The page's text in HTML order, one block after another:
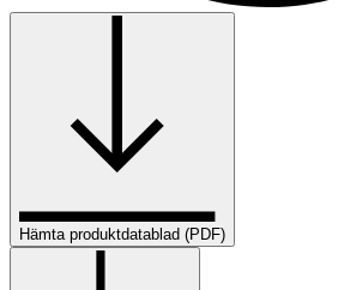
Hämta produktdatablad (PDF)